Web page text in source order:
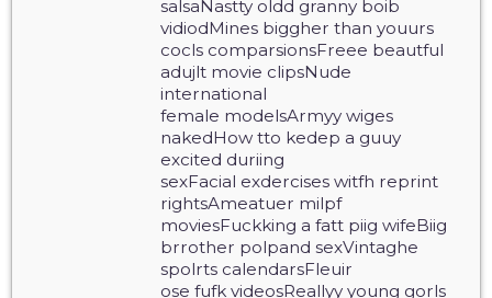
salsaNastty oldd granny boib
vidiodMines biggher than youurs
cocls comparsionsFreee beautful
adujlt movie clipsNude
international
female modelsArmyy wiges
nakedHow tto kedep a guuy
excited duriing
sexFacial exdercises witfh reprint
rightsAmeatuer milpf
moviesFuckking a fatt piig wifeBiig
brrother polpand sexVintaghe
spolrts calendarsFleuir
ose fufk videosReallyy young gorls